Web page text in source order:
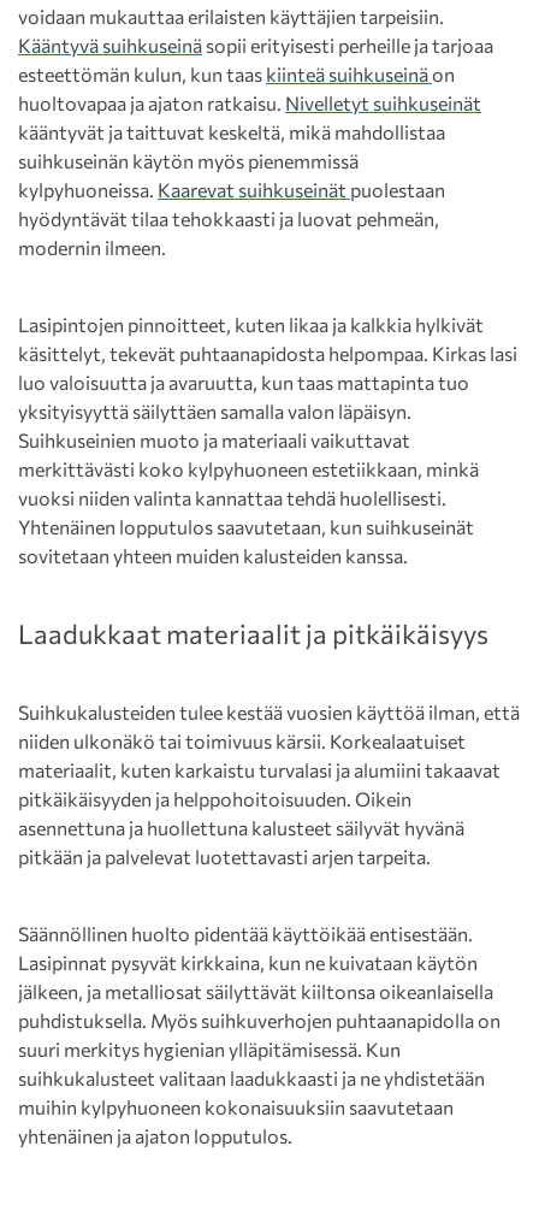
voidaan mukauttaa erilaisten käyttäjien tarpeisiin.
Kääntyvä suihkuseinä sopii erityisesti perheille ja tarjoaa
esteettömän kulun, kun taas kiinteä suihkuseinäon
huoltovapaa ja ajaton ratkaisu. Nivelletyt suihkuseinät
kääntyvät ja taittuvat keskeltä, mikä mahdollistaa
suihkuseinän käytön myös pienemmissä
kylpyhuoneissa. Kaarevat suihkuseinät puolestaan
hyödyntävät tilaa tehokkaasti ja luovat pehmeän,
modernin ilmeen.
Lasipintojen pinnoitteet, kuten likaa ja kalkkia hylkivät
käsittelyt, tekevät puhtaanapidosta helpompaa. Kirkas lasi
luo valoisuutta ja avaruutta, kun taas mattapinta tuo
yksityisyyttä säilyttäen samalla valon läpäisyn.
Suihkuseinien muoto ja materiaali vaikuttavat
merkittävästi koko kylpyhuoneen estetiikkaan, minkä
vuoksi niiden valinta kannattaa tehdä huolellisesti.
Yhtenäinen lopputulos saavutetaan, kun suihkuseinät
sovitetaan yhteen muiden kalusteiden kanssa.
Laadukkaat materiaalit ja pitkäikäisyys
Suihkukalusteiden tulee kestää vuosien käyttöä ilman, että
niiden ulkonäkö tai toimivuus kärsii. Korkealaatuiset
materiaalit, kuten karkaistu turvalasi ja alumiini takaavat
pitkäikäisyyden ja helppohoitoisuuden. Oikein
asennettuna ja huollettuna kalusteet säilyvät hyvänä
pitkään ja palvelevat luotettavasti arjen tarpeita.
Säännöllinen huolto pidentää käyttöikää entisestään.
Lasipinnat pysyvät kirkkaina, kun ne kuivataan käytön
jälkeen, ja metalliosat säilyttävät kiiltonsa oikeanlaisella
puhdistuksella. Myös suihkuverhojen puhtaanapidolla on
suuri merkitys hygienian ylläpitämisessä. Kun
suihkukalusteet valitaan laadukkaasti ja ne yhdistetään
muihin kylpyhuoneen kokonaisuuksiin saavutetaan
yhtenäinen ja ajaton lopputulos.